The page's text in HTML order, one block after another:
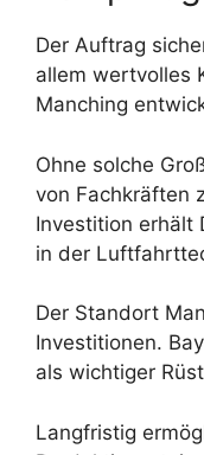
Der Auftrag
allem wertvolles
Manching
Ohne solche
von Fachkräften
Investition erhält
in der
Der Standort
Investitionen.
als wichtiger
Langfristig